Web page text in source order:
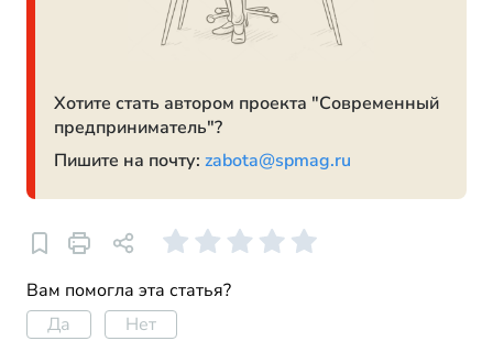
Хотите стать автором проекта "Современный
предприниматель"?
Пишите на почту: zabota@spmag.ru
Вам помогла эта статья?
Да
Нет